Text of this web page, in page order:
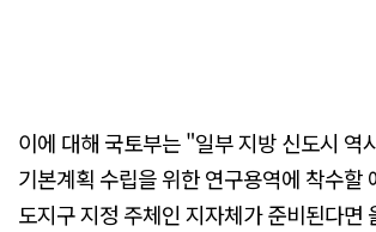
이에 대해 국토부는 "일부 지방 신도시 역
기본계획 수립을 위한 연구용역에 착수할
도지구 지정 주체인 지자체가 준비된다면